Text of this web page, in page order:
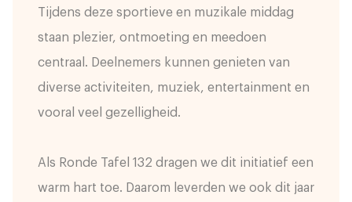
Tijdens deze sportieve en muzikale middag
staan plezier, ontmoeting en meedoen
centraal. Deelnemers kunnen genieten van
diverse activiteiten, muziek, entertainment en
vooral veel gezelligheid.
Als Ronde Tafel 132 dragen we dit initiatief een
warm hart toe. Daarom leverden we ook dit jaar